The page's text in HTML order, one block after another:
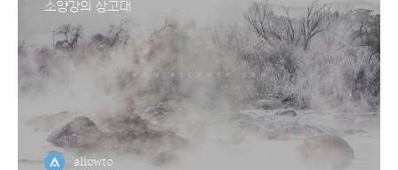
소양강의 상고대
allowto